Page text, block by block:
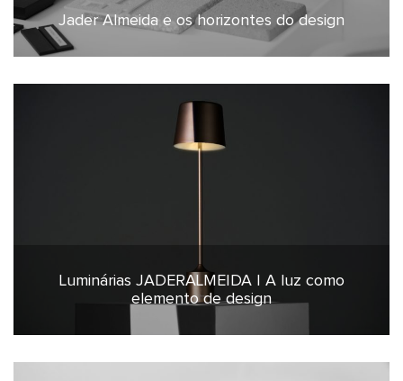
5 de fevereiro de 2026
Jader Almeida e os horizontes do design
26 de janeiro de 2026
Luminárias JADERALMEIDA | A luz como
elemento de design